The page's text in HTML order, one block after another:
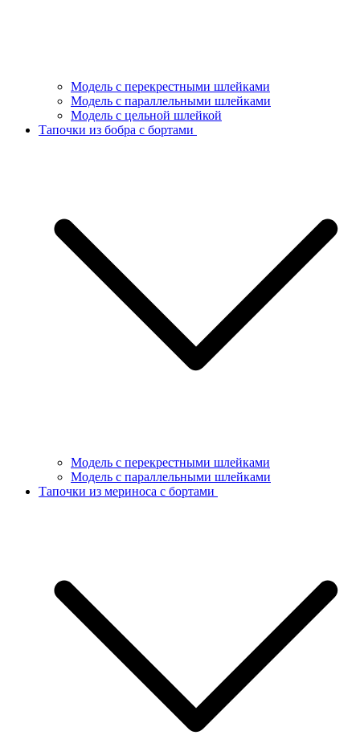
Модель с перекрестными шлейками
Модель с параллельными шлейками
Модель с цельной шлейкой
Тапочки из бобра с бортами
Модель с перекрестными шлейками
Модель с параллельными шлейками
Тапочки из мериноса с бортами